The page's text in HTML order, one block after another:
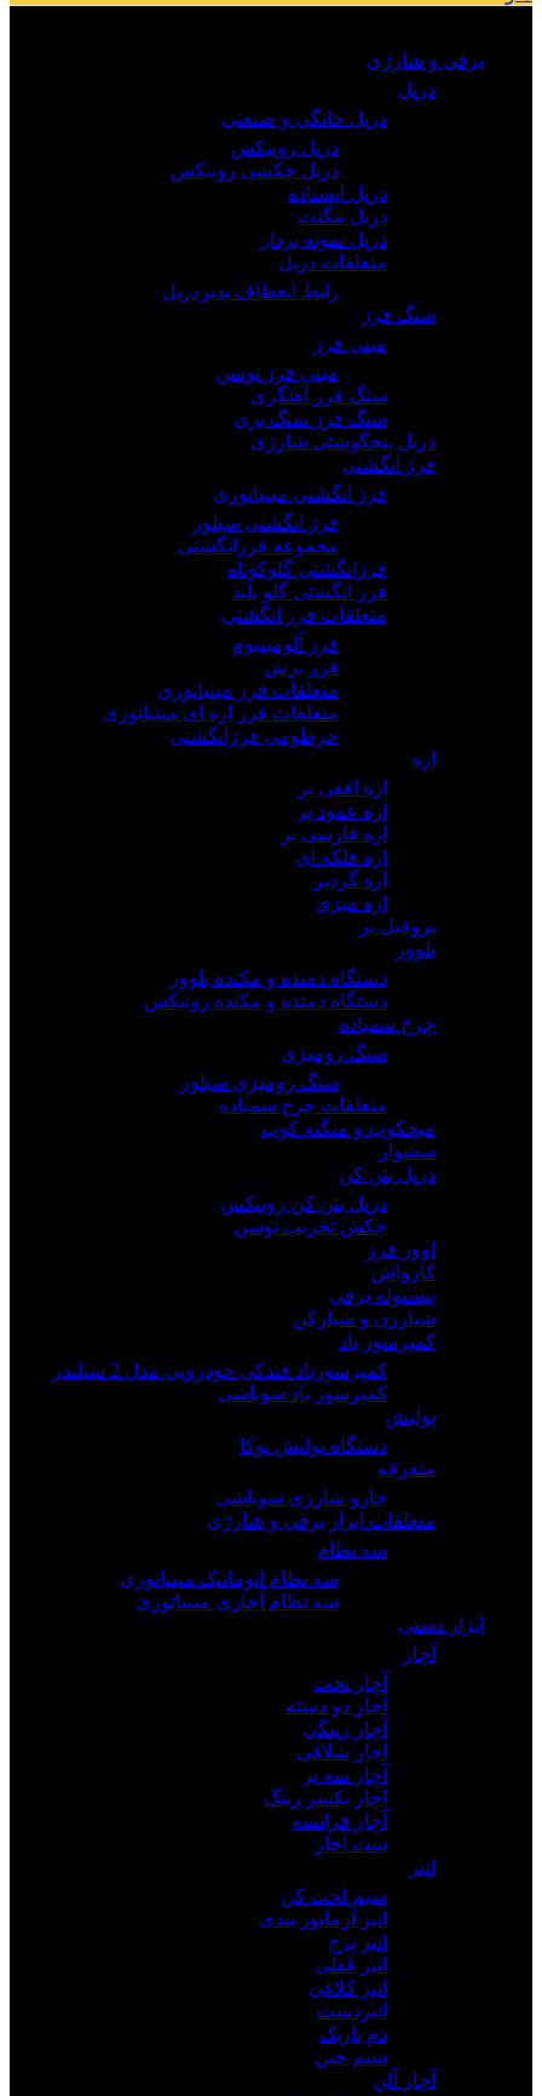
برقی و شارژی
دریل
دریل خانگی و صنعتی
دریل رونیکس
دریل چکشی رونیکس
دریل ایستاده
دریل مگنت
دریل نمونه بردار
متعلقات دریل
رابط انعطاف پذیردریل
سنگ فرز
مینی فرز
مینی فرز توسن
سنگ فرز آهنگری
سنگ فرز سنگ بری
دریل پیچگوشتی شارژی
فرز انگشتی
فرز انگشتی مینیاتوری
فرز انگشتی سیلور
مجموعه فرزانگشتی
فرزانگشتی گلوکوتاه
فرز انگشتی گلو بلند
متعلقات فرز انگشتی
فرز آلومینیوم
فرز برش
متعلقات فرز مینیاتوری
متعلقات فرز اره ای مینیاتوری
خرطومی فرزانگشتی
اره
اره افقی بر
اره عمود بر
اره فارسی بر
اره فلکه ای
اره گردبر
اره میزی
پروفیل بر
بلوور
دستگاه دمنده و مکنده بلوور
دستگاه دمنده و مکنده رونیکس
چرخ سمباده
سنگ رومیزی
سنگ رومیزی سیلور
متعلقات چرخ سمباده
میخکوب و منگنه کوب
سشوار
دریل بتن کن
دریل بتن کن رونیکس
چکش تخریب توسن
اوور فرز
کارواش
پیستوله برقی
شیارزن و شیارکن
کمپرسور باد
کمپرسورباد فندکی خودرویی مدل 2 سیلندر
کمپرسور باد سوباشی
پولیش
دستگاه پولیش پوکا
متفرقه
جارو شارژی سوباشی
متعلقات ابزار برقی و شارژی
سه نظام
سه نظام اتوماتیک مینیاتوری
سه نظام آچاری مینیاتوری
ابزار دستی
آچار
آچار تخت
آچار دو دسته
آچار رینگی
آچار شلاقی
آچار سه پر
آچار یکسر رینگ
آچار فرانسه
ست آچار
انبر
سیم لخت کن
انبر آرماتور بندی
انبر پرچ
انبر قفلی
انبر کلاغی
انبردست
دم باریک
سیم چین
آچار آلن